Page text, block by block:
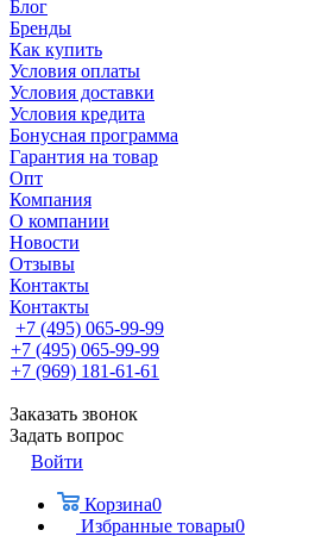
Блог
Бренды
Как купить
Условия оплаты
Условия доставки
Условия кредита
Бонусная программа
Гарантия на товар
Опт
Компания
О компании
Новости
Отзывы
Контакты
Контакты
+7 (495) 065-99-99
+7 (495) 065-99-99
+7 (969) 181-61-61
Заказать звонок
Задать вопрос
Войти
Корзина0
Избранные товары0